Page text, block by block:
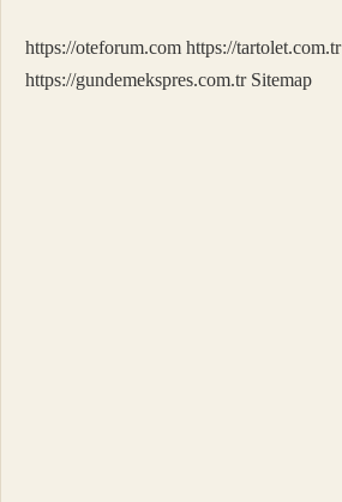
https://oteforum.com https://tartolet.com.tr
https://gundemekspres.com.tr Sitemap